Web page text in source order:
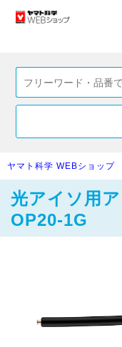
ヤマト科学 WEBショップ
光アイソ用
OP20-1G